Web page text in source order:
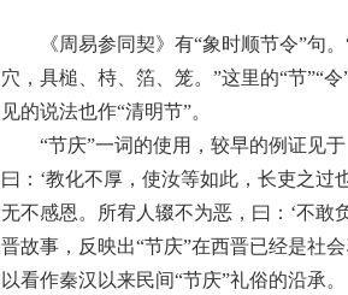
《周易参同契》有“象时顺节令”句
穴，具槌、㭙、箔、笼。”这里的“节”“
见的说法也作“清明节”。
“节庆”一词的使用，较早的例证见
曰：‘教化不厚，使汝等如此，长吏之
无不感恩。所宥人辍不为恶，曰：‘不敢
晋故事，反映出“节庆”在西晋已经是社
以看作秦汉以来民间“节庆”礼俗的沿承。